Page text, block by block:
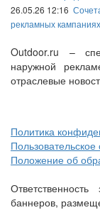
26.05.26 12:16
рекламных
Outdoor.ru –
наружной
отраслевые
Политика
Положение об
баннеров,